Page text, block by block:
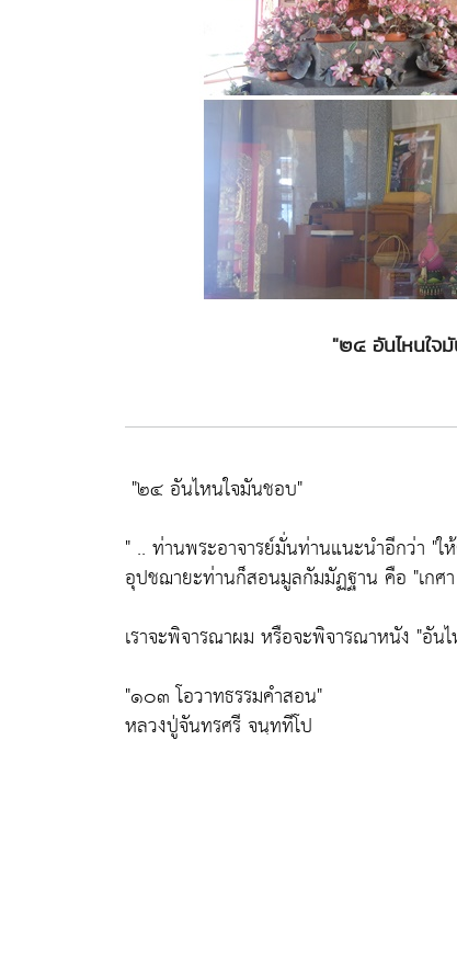
"๒๔ อันไหนใจ
"๒๔ อันไหนใจมันชอบ"
" .. ท่านพระอาจารย์มั่นท่านแนะนำอีกว่า "ใ
อุปชฌายะท่านก็สอนมูลกัมมัฏฐาน คือ "เก
เราจะพิจารณาผม หรือจะพิจารณาหนัง "อัน
"๑๐๓ โอวาทธรรมคำสอน"
หลวงปู่จันทรศรี จนฺททีโป